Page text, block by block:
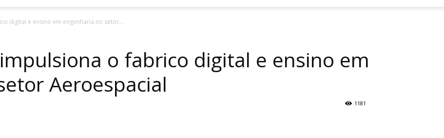
digital e ensino em engenharia no setor...
o fabrico digital e ensino em
Aeroespacial
1181